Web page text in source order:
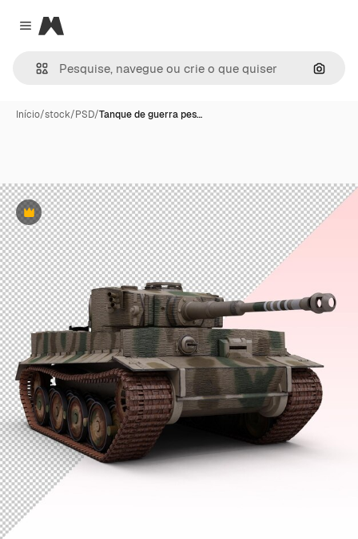
Close menu
Magnific
Início/stock/PSD/Tanque de guerra pes…
Premium